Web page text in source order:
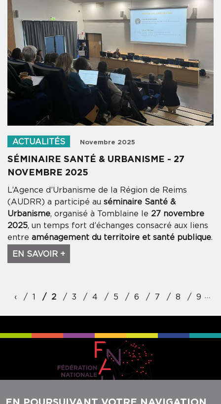
ACTUALITÉS Novembre 2025
SÉMINAIRE SANTÉ & URBANISME - 27
NOVEMBRE 2025
L’Agence d’Urbanisme de la Région de Reims
(AUDRR) a participé au séminaire Santé &
Urbanisme, organisé à Tomblaine le 27 novembre
2025, un temps fort d’échanges consacré aux liens
entre aménagement du territoire et santé publique.
EN SAVOIR +
Pagination
‹ Précédent
1 2 3 4 5 6 7 8 9 …
EN POURSUIVANT VOTRE NAVIGATION